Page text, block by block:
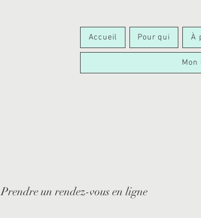
Accueil Pour qui À
Mon
Prendre un rendez-vous en ligne